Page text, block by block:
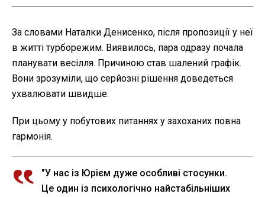
За словами Наталки Денисенко, після пропозиції у неї
в житті турборежим. Виявилось, пара одразу почала
планувати весілля. Причиною став шалений графік.
Вони зрозуміли, що серйозні рішення доведеться
ухвалювати швидше.
При цьому у побутових питаннях у захоханих повна
гармонія.
"У нас із Юрієм дуже особливі стосунки.
Це один із психологічно найстабільніших